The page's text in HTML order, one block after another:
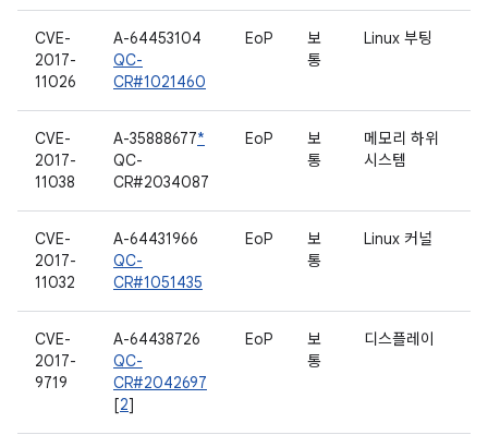
CVE-
2017-
11026
A-64453104
QC-
CR#1021460
EoP
보
통
Linux 부팅
CVE-
2017-
11038
A-35888677*
QC-
CR#2034087
EoP
보
통
메모리 하위
시스템
CVE-
2017-
11032
A-64431966
QC-
CR#1051435
EoP
보
통
Linux 커널
CVE-
2017-
9719
A-64438726
QC-
CR#2042697
[2]
EoP
보
통
디스플레이